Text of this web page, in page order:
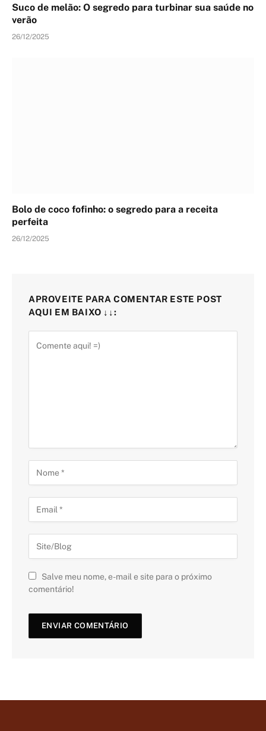
Suco de melão: O segredo para turbinar sua saúde no
verão
26/12/2025
Bolo de coco fofinho: o segredo para a receita
perfeita
26/12/2025
APROVEITE PARA COMENTAR ESTE POST
AQUI EM BAIXO ↓↓:
Salve meu nome, e-mail e site para o próximo
comentário!